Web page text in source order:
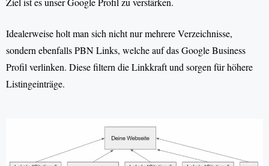
Idealerweise holt man sich nicht nur mehrere Verzeichnisse,
sondern ebenfalls PBN Links, welche auf das Google Business
Profil verlinken. Diese filtern die Linkkraft und sorgen für höhere
Listingeinträge.